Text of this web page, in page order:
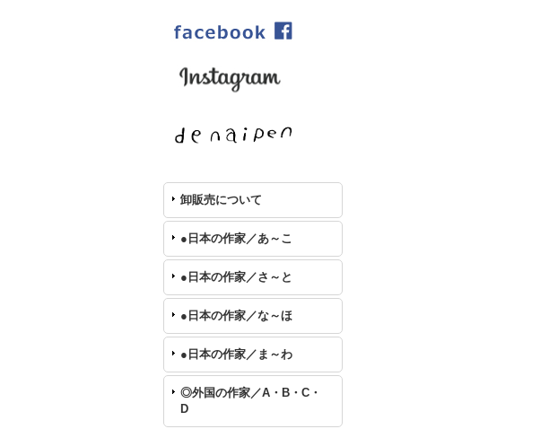
卸販売について
●日本の作家／あ～こ
●日本の作家／さ～と
●日本の作家／な～ほ
●日本の作家／ま～わ
◎外国の作家／A・B・C・
D